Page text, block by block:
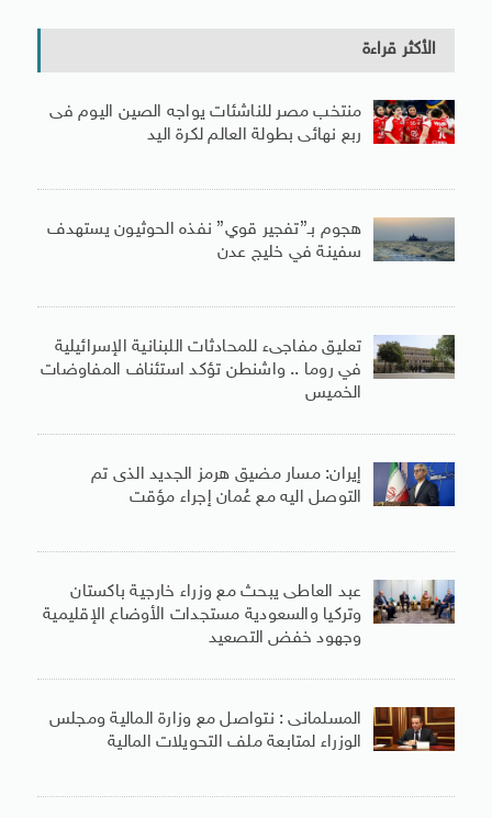
الأكثر قراءة
منتخب مصر للناشئات يواجه الصين اليوم فى
ربع نهائى بطولة العالم لكرة اليد
هجوم بـ”تفجير قوي” نفذه الحوثيون يستهدف
سفينة في خليج عدن
تعليق مفاجىء للمحادثات اللبنانية الإسرائيلية
في روما .. واشنطن تؤكد استئناف المفاوضات
الخميس
إيران: مسار مضيق هرمز الجديد الذى تم
التوصل اليه مع عُمان إجراء مؤقت
عبد العاطى يبحث مع وزراء خارجية باكستان
وتركيا والسعودية مستجدات الأوضاع الإقليمية
وجهود خفض التصعيد
المسلمانى : نتواصل مع وزارة المالية ومجلس
الوزراء لمتابعة ملف التحويلات المالية